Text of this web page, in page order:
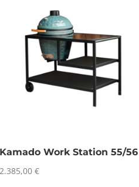
Kamado Work Station 55/56
2.385,00 €